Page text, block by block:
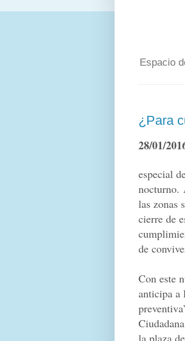
Espacio
¿Para
28/01/
especial
nocturno.
las zonas
cierre de
de
Con este
anticipa a
la plaza